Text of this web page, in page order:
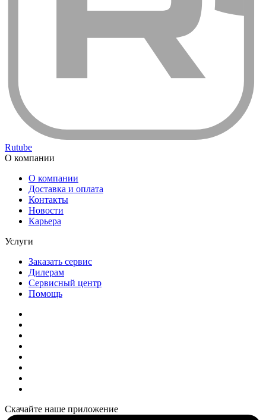
Rutube
О компании
О компании
Доставка и оплата
Контакты
Новости
Карьера
Услуги
Заказать сервис
Дилерам
Сервисный центр
Помощь
Скачайте наше приложение